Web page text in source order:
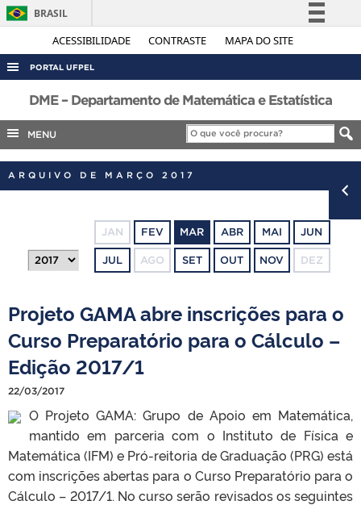
ACESSIBILIDADE CONTRASTE MAPA DO SITE
BRASIL
Simplifique!
Legislação
Canais
PORTAL UFPEL
ACESSO À INFORMAÇÃO
AUDITORIA
COBALTO
CONCURSOS
OUVIDORIA
TELEFONES
DME – Departamento de Matemática e Estatística
MENU
ARQUIVO DE MARÇO 2017
JAN FEV MAR ABR MAI JUN
JUL AGO SET OUT NOV DEZ
Projeto GAMA abre inscrições para o
Curso Preparatório para o Cálculo –
Edição 2017/1
22/03/2017
O Projeto GAMA: Grupo de Apoio em Matemática,
mantido em parceria com o Instituto de Física e
Matemática (IFM) e Pró-reitoria de Graduação (PRG) está
com inscrições abertas para o Curso Preparatório para o
Cálculo – 2017/1. No curso serão revisados os seguintes